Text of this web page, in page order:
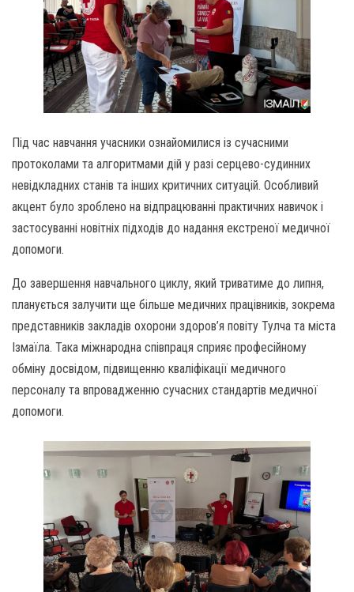
Під час навчання учасники ознайомилися із сучасними
протоколами та алгоритмами дій у разі серцево-судинних
невідкладних станів та інших критичних ситуацій. Особливий
акцент було зроблено на відпрацюванні практичних навичок і
застосуванні новітніх підходів до надання екстреної медичної
допомоги.
До завершення навчального циклу, який триватиме до липня,
планується залучити ще більше медичних працівників, зокрема
представників закладів охорони здоров’я повіту Тулча та міста
Ізмаїла. Така міжнародна співпраця сприяє професійному
обміну досвідом, підвищенню кваліфікації медичного
персоналу та впровадженню сучасних стандартів медичної
допомоги.